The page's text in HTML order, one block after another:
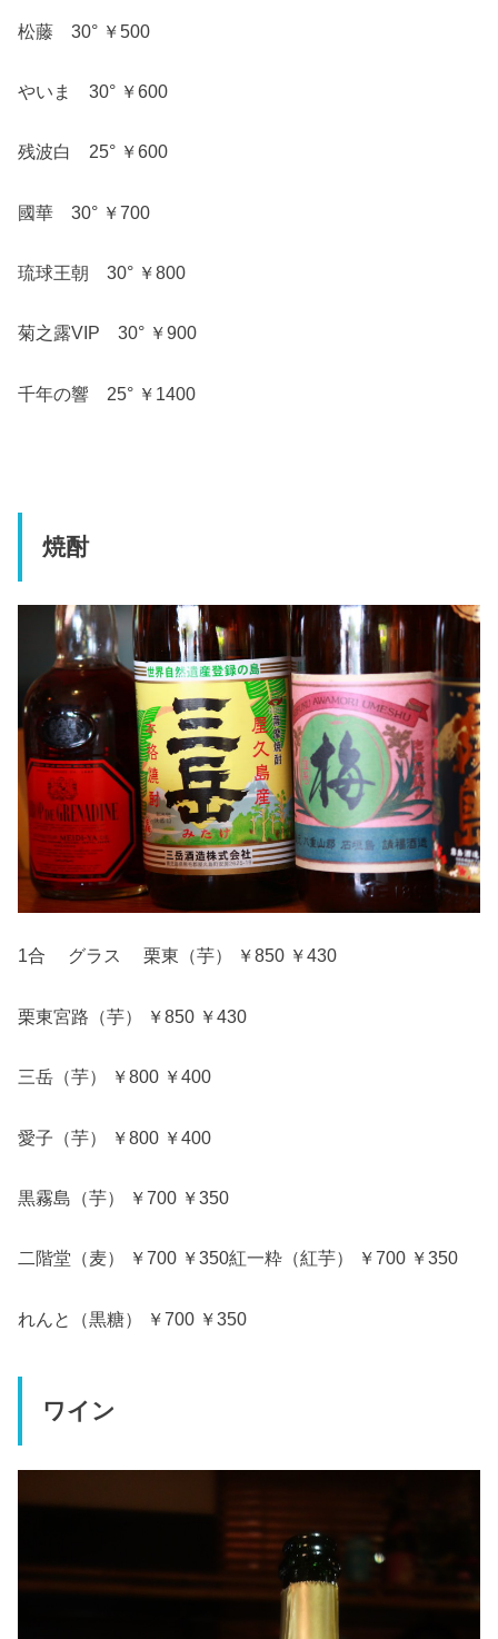
松藤 30° ￥500
やいま 30° ￥600
残波白 25° ￥600
國華 30° ￥700
琉球王朝 30° ￥800
菊之露VIP 30° ￥900
千年の響 25° ￥1400
焼酎
1合 グラス 栗東（芋） ￥850 ￥430
栗東宮路（芋） ￥850 ￥430
三岳（芋） ￥800 ￥400
愛子（芋） ￥800 ￥400
黒霧島（芋） ￥700 ￥350
二階堂（麦） ￥700 ￥350紅一粋（紅芋） ￥700 ￥350
れんと（黒糖） ￥700 ￥350
ワイン